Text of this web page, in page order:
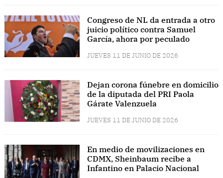
Congreso de NL da entrada a otro
juicio político contra Samuel
García, ahora por peculado
JUEVES 11 DE JUNIO DE 2026
Dejan corona fúnebre en domicilio
de la diputada del PRI Paola
Gárate Valenzuela
JUEVES 11 DE JUNIO DE 2026
En medio de movilizaciones en
CDMX, Sheinbaum recibe a
Infantino en Palacio Nacional